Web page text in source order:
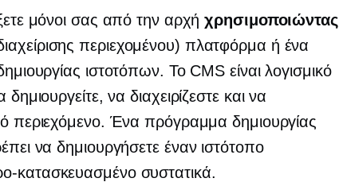
μόνοι σας από την αρχήχρησιμοποιώντας
περιεχομένου) πλατφόρμα ή ένα
ιστοτόπων. Το CMS είναι λογισμικό
να διαχειρίζεστε και να
περιεχόμενο. Ένα πρόγραμμα δημιουργίας
να δημιουργήσετε έναν ιστότοπο
κατασκευασμένοσυστατικά.